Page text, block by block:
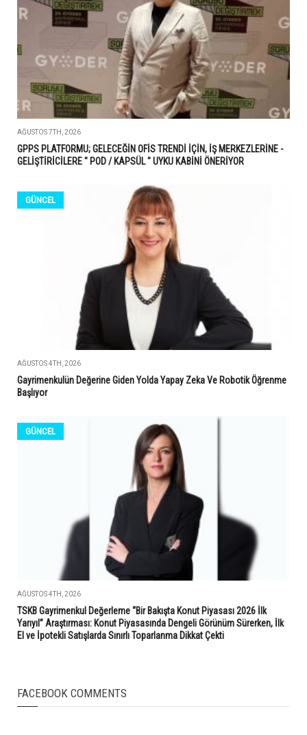
AĞUSTOS 7TH, 2026
GPPS PLATFORMU; GELECEĞİN OFİS TRENDİ İÇİN, İŞ MERKEZLERİNE -
GELİŞTİRİCİLERE " POD / KAPSÜL " UYKU KABİNİ ÖNERİYOR
GÜNCEL
AĞUSTOS 4TH, 2026
Gayrimenkulün Değerine Giden Yolda Yapay Zeka Ve Robotik Öğrenme
Başlıyor
GÜNCEL
AĞUSTOS 4TH, 2026
TSKB Gayrimenkul Değerleme “Bir Bakışta Konut Piyasası 2026 İlk
Yarıyıl” Araştırması: Konut Piyasasında Dengeli Görünüm Sürerken, İlk
El ve İpotekli Satışlarda Sınırlı Toparlanma Dikkat Çekti
FACEBOOK COMMENTS